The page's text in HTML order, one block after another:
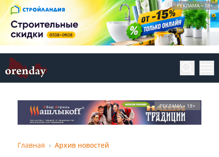
РЕКЛАМА • 18+
РЕКЛАМА • 18+
Главная Архив новостей